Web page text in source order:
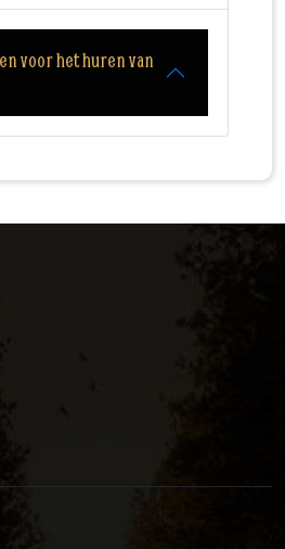
voor het huren van